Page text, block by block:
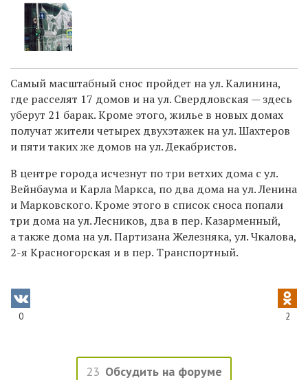
Самый масштабный снос пройдет на ул. Калинина,
где расселят 17 домов и на ул. Свердловская — здесь
уберут 21 барак. Кроме этого, жилье в новых домах
получат жители четырех двухэтажек на ул. Шахтеров
и пяти таких же домов на ул. Декабристов.
В центре города исчезнут по три ветхих дома с ул.
Вейнбаума и Карла Маркса, по два дома на ул. Ленина
и Марковского. Кроме этого в список сноса попали
три дома на ул. Лесников, два в пер. Казарменный,
а также дома на ул. Партизана Железняка, ул. Чкалова,
2-я Красногорская и в пер. Транспортный.
0 2
23 Обсудить на форуме